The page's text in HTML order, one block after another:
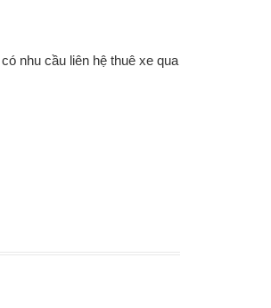
nhu cầu liên hệ thuê xe qua